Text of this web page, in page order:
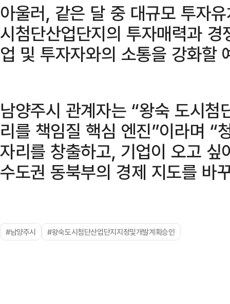
아울러, 같은 달 중 대규모 투자
시첨단산업단지의 투자매력과
업 및 투자자와의 소통을 강화할
남양주시 관계자는 “왕숙 도시
리를 책임질 핵심 엔진”이라며 “
자리를 창출하고, 기업이 오고
수도권 동북부의 경제 지도를 바
#남양주시 #왕숙도시첨단산업단지지정및개발계획승인